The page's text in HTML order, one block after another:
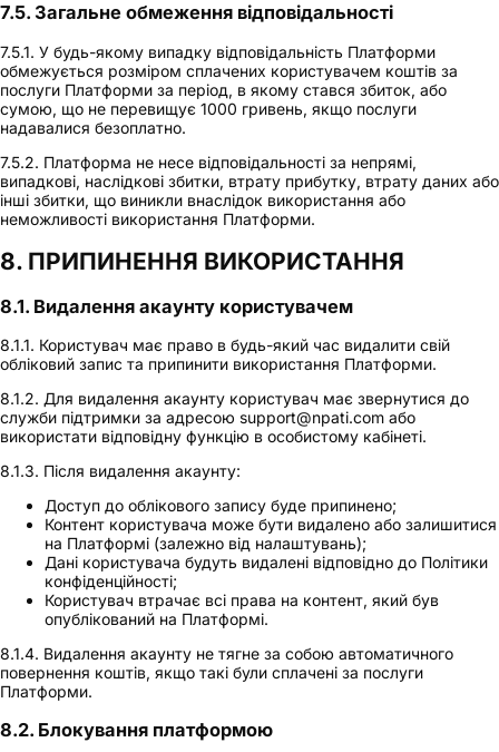
7.5. Загальне обмеження відповідальності
7.5.1. У будь-якому випадку відповідальність Платформи
обмежується розміром сплачених користувачем коштів за
послуги Платформи за період, в якому стався збиток, або
сумою, що не перевищує 1000 гривень, якщо послуги
надавалися безоплатно.
7.5.2. Платформа не несе відповідальності за непрямі,
випадкові, наслідкові збитки, втрату прибутку, втрату даних або
інші збитки, що виникли внаслідок використання або
неможливості використання Платформи.
8. ПРИПИНЕННЯ ВИКОРИСТАННЯ
8.1. Видалення акаунту користувачем
8.1.1. Користувач має право в будь-який час видалити свій
обліковий запис та припинити використання Платформи.
8.1.2. Для видалення акаунту користувач має звернутися до
служби підтримки за адресою support@npati.com або
використати відповідну функцію в особистому кабінеті.
8.1.3. Після видалення акаунту:
Доступ до облікового запису буде припинено;
Контент користувача може бути видалено або залишитися
на Платформі (залежно від налаштувань);
Дані користувача будуть видалені відповідно до Політики
конфіденційності;
Користувач втрачає всі права на контент, який був
опублікований на Платформі.
8.1.4. Видалення акаунту не тягне за собою автоматичного
повернення коштів, якщо такі були сплачені за послуги
Платформи.
8.2. Блокування платформою